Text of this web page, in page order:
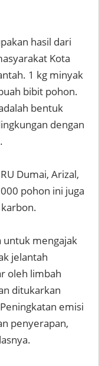
hasil dari
Kota
1 kg minyak
bibit pohon.
bentuk
dengan
Dumai, Arizal,
pohon ini juga
untuk mengajak
jelantah
oleh limbah
ditukarkan
emisi
penyerapan,